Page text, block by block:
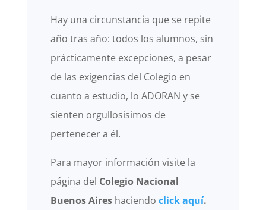
Hay una circunstancia que se repite
año tras año: todos los alumnos, sin
prácticamente excepciones, a pesar
de las exigencias del Colegio en
cuanto a estudio, lo ADORAN y se
sienten orgullosisimos de
pertenecer a él.
Para mayor información visite la
página del Colegio Nacional
Buenos Aireshaciendo click aquí.